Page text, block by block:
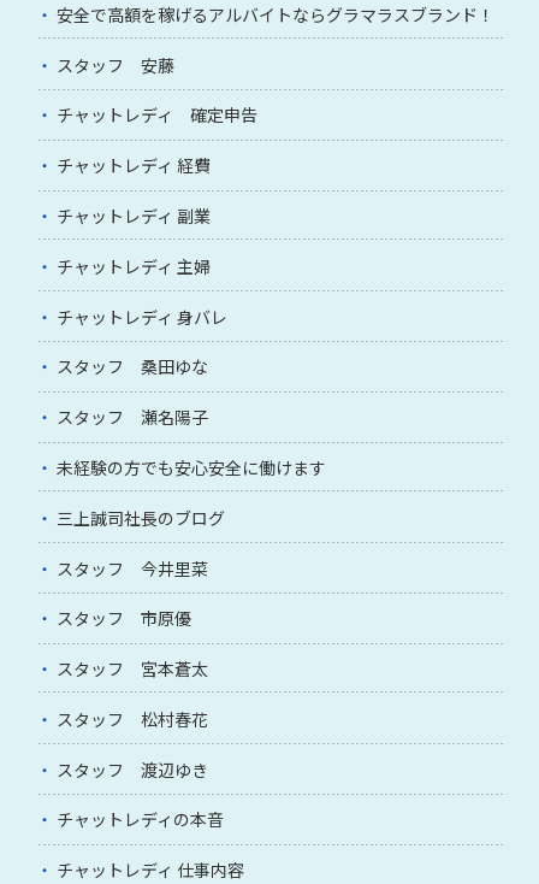
安全で高額を稼げるアルバイトならグラマラスブランド！
スタッフ 安藤
チャットレディ 確定申告
チャットレディ 経費
チャットレディ 副業
チャットレディ 主婦
チャットレディ 身バレ
スタッフ 桑田ゆな
スタッフ 瀬名陽子
未経験の方でも安心安全に働けます
三上誠司社長のブログ
スタッフ 今井里菜
スタッフ 市原優
スタッフ 宮本蒼太
スタッフ 松村春花
スタッフ 渡辺ゆき
チャットレディの本音
チャットレディ 仕事内容